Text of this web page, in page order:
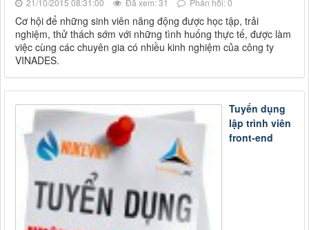
21/10/2015 08:31:00 Đã xem: 31 Phản hồi: 0
Cơ hội để những sinh viên năng động được học tập, trải
nghiệm, thử thách sớm với những tình huống thực tế, được làm
việc cùng các chuyên gia có nhiều kinh nghiệm của công ty
VINADES.
Tuyển dụng
lập trình viên
front-end